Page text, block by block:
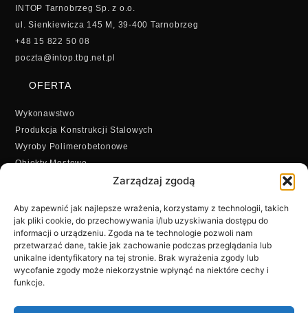
Zarządzaj zgodą
Aby zapewnić jak najlepsze wrażenia, korzystamy z technologii, takich
jak pliki cookie, do przechowywania i/lub uzyskiwania dostępu do
informacji o urządzeniu. Zgoda na te technologie pozwoli nam
przetwarzać dane, takie jak zachowanie podczas przeglądania lub
unikalne identyfikatory na tej stronie. Brak wyrażenia zgody lub
wycofanie zgody może niekorzystnie wpłynąć na niektóre cechy i
funkcje.
INTOP Tarnobrzeg Sp. z o.o.
ul. Sienkiewicza 145 M, 39-400 Tarnobrzeg
+48 15 822 50 08
poczta@intop.tbg.net.pl
OFERTA
Wykonawstwo
Produkcja Konstrukcji Stalowych
Wyroby Polimerobetonowe
Obiekty Mostowe